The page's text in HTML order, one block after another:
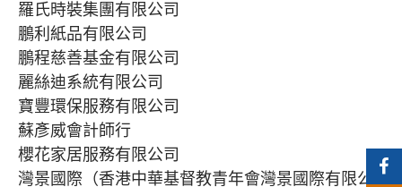
羅氏時裝集團有限公司
鵬利紙品有限公司
鵬程慈善基金有限公司
麗絲迪系統有限公司
寶豐環保服務有限公司
蘇彥威會計師行
櫻花家居服務有限公司
灣景國際（香港中華基督教青年會灣景國際有限公